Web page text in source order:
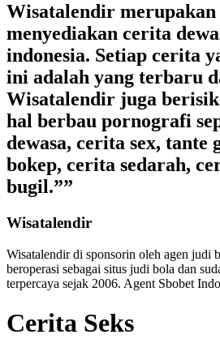
Wisatalendir merupakan
menyediakan cerita
indonesia. Setiap cerita
ini adalah yang terbaru
Wisatalendir juga
hal berbau pornografi
dewasa, cerita sex, tante
bokep, cerita sedarah,
bugil.””
Wisatalendir
Wisatalendir di sponsorin oleh agen judi
beroperasi sebagai situs judi bola dan
terpercaya sejak 2006. Agent Sbobet
Cerita Seks